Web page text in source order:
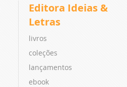
Editora Ideias &
Letras
livros
coleções
lançamentos
ebook